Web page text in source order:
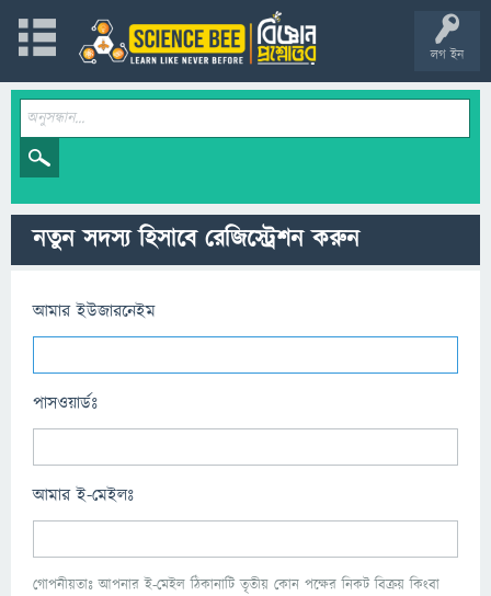
লগ ইন
নতুন সদস্য হিসাবে রেজিস্ট্রেশন করুন
আমার ইউজারনেইম
পাসওয়ার্ডঃ
আমার ই-মেইলঃ
গোপনীয়তাঃ আপনার ই-মেইল ঠিকানাটি তৃতীয় কোন পক্ষের নিকট বিক্রয় কিংবা